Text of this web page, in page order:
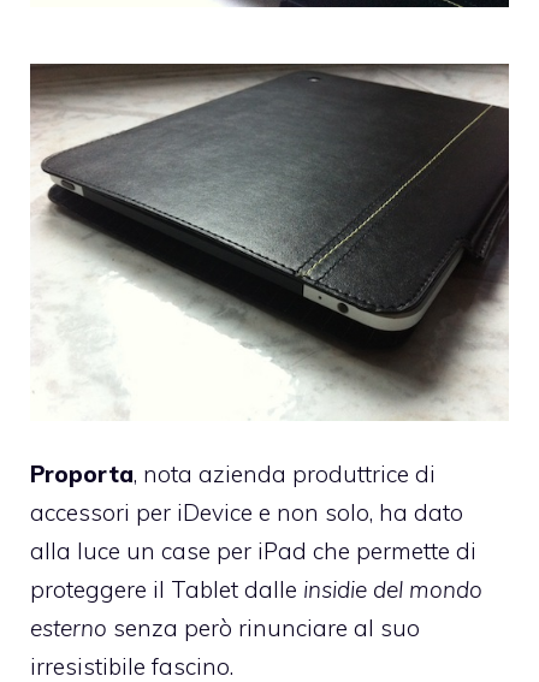
Proporta, nota azienda produttrice di
accessori per iDevice e non solo, ha dato
alla luce un case per iPad che permette di
proteggere il Tablet dalle insidie del mondo
esterno senza però rinunciare al suo
irresistibile fascino.